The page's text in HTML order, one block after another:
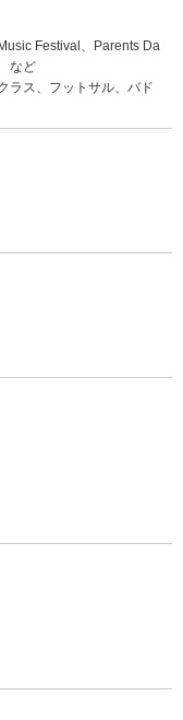
Festival、Parents Da
など
ラス、フットサル、バド